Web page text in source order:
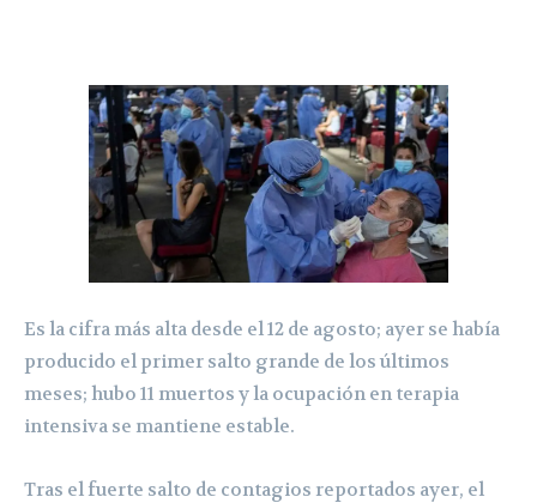
Es la cifra más alta desde el 12 de agosto; ayer se había
producido el primer salto grande de los últimos
meses; hubo 11 muertos y la ocupación en terapia
intensiva se mantiene estable.
Tras el fuerte salto de contagios reportados ayer, el